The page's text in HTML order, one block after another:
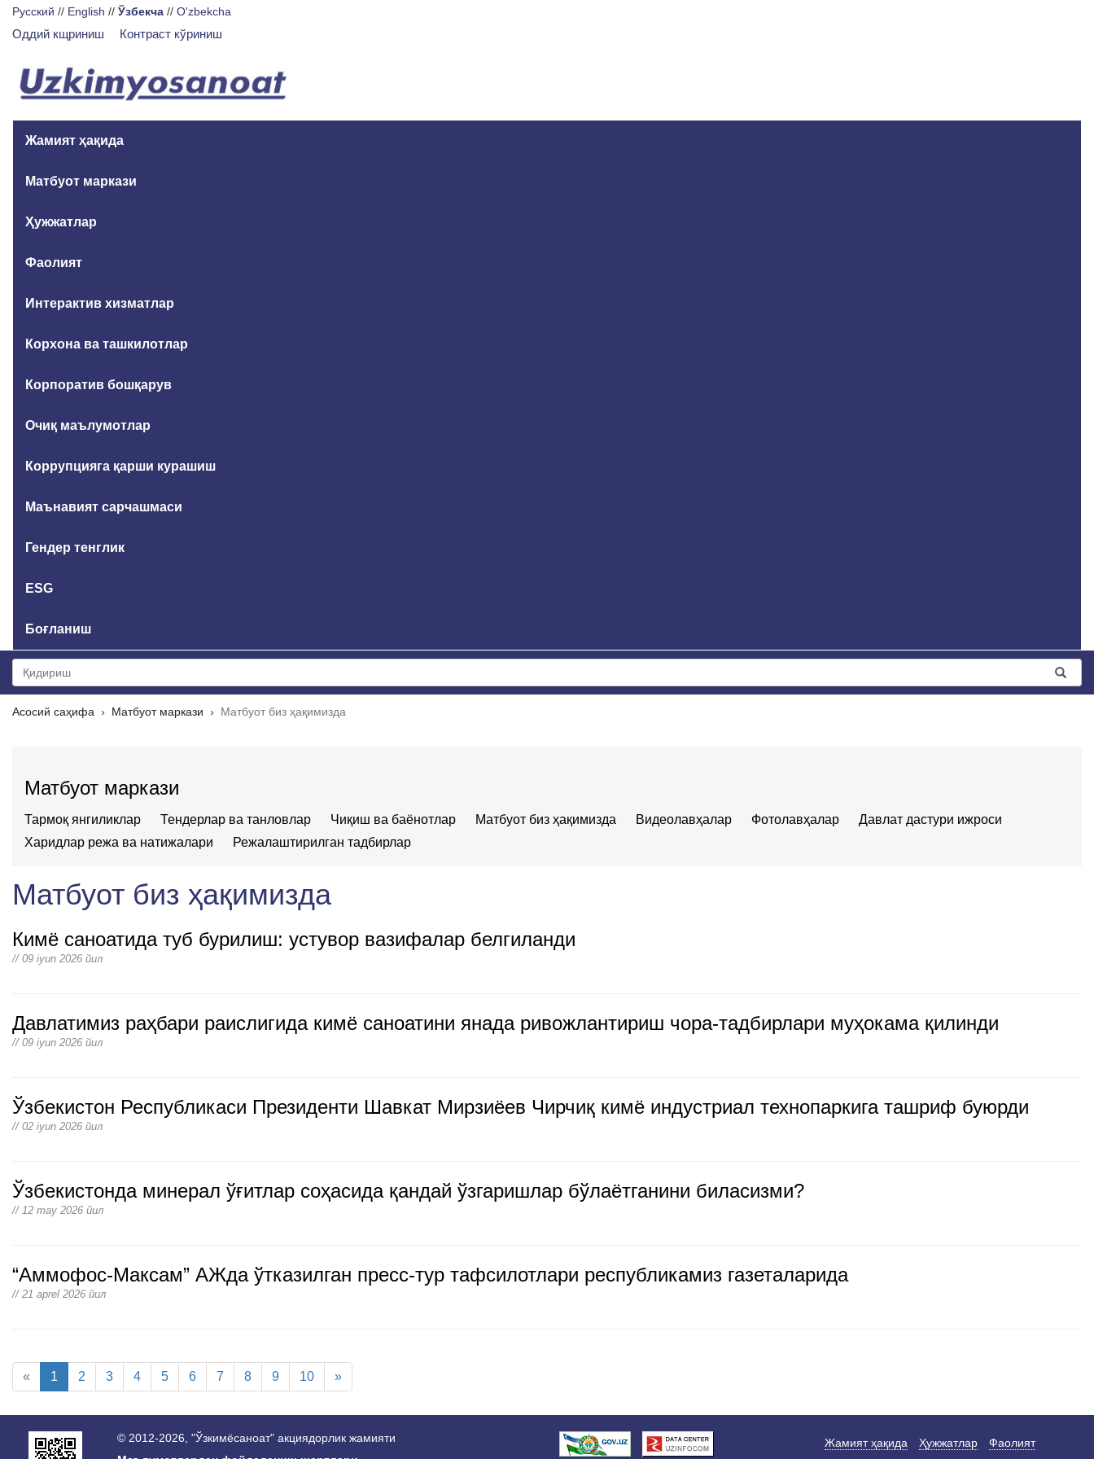
Русский // English // Ўзбекча // O'zbekcha
Оддий кщриниш Контраст кўриниш
Жамият ҳақида
Матбуот маркази
Ҳужжатлар
Фаолият
Интерактив хизматлар
Корхона ва ташкилотлар
Корпоратив бошқарув
Очиқ маълумотлар
Коррупцияга қарши курашиш
Маънавият сарчашмаси
Гендер тенглик
ESG
Боғланиш
Асосий саҳифа Матбуот маркази Матбуот биз ҳақимизда
Матбуот маркази
Тармоқ янгиликлар Тендерлар ва танловлар Чиқиш ва баёнотлар Матбуот биз ҳақимизда Видеолавҳалар Фотолавҳалар
Давлат дастури ижроси
Харидлар режа ва натижалари
Режалаштирилган тадбирлар
Матбуот биз ҳақимизда
Кимё саноатида туб бурилиш: устувор вазифалар белгиланди
// 09 iyun 2026 йил
Давлатимиз раҳбари раислигида кимё саноатини янада ривожлантириш чора-тадбирлари муҳокама қилинди
// 09 iyun 2026 йил
Ўзбекистон Республикаси Президенти Шавкат Мирзиёев Чирчиқ кимё индустриал технопаркига ташриф буюрди
// 02 iyun 2026 йил
Ўзбекистонда минерал ўғитлар соҳасида қандай ўзгаришлар бўлаётганини биласизми?
// 12 may 2026 йил
“Аммофос-Максам” АЖда ўтказилган пресс-тур тафсилотлари республикамиз газеталарида
// 21 aprel 2026 йил
« 1 2 3 4 5 6 7 8 9 10 »
© 2012-2026, "Ўзкимёсаноат" акциядорлик жамияти
Жамият ҳақида Ҳужжатлар
Фаолият